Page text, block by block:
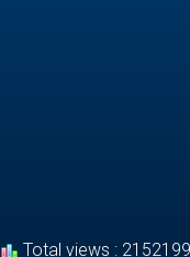
Total views : 2152199